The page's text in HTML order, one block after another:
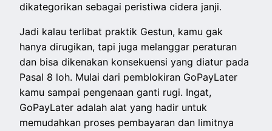
dikategorikan sebagai peristiwa cidera janji.
Jadi kalau terlibat praktik Gestun, kamu gak
hanya dirugikan, tapi juga melanggar peraturan
dan bisa dikenakan konsekuensi yang diatur pada
Pasal 8 loh. Mulai dari pemblokiran GoPayLater
kamu sampai pengenaan ganti rugi. Ingat,
GoPayLater adalah alat yang hadir untuk
memudahkan proses pembayaran dan limitnya